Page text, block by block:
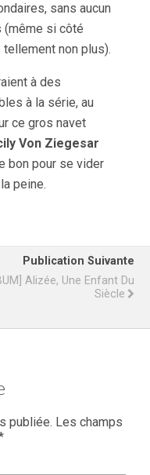
sans aucun
(même si côté
non plus).
à des
à la série, au
ce gros navet
Von Ziegesar
bon pour se vider
peine.
Publication Suivante
Alizée, Une Enfant Du
Siècle
publiée. Les champs